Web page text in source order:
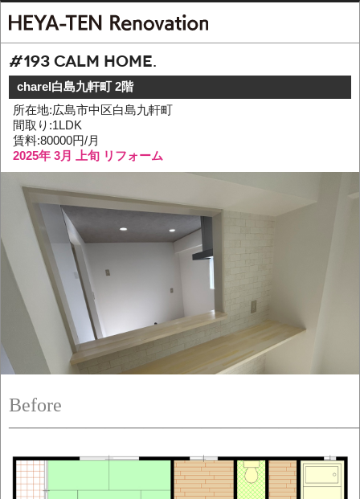
#193 Calm home.
charel白島九軒町 2階
所在地:広島市中区白島九軒町
間取り:1LDK
賃料:80000円/月
2025年 3月 上旬 リフォーム
Before